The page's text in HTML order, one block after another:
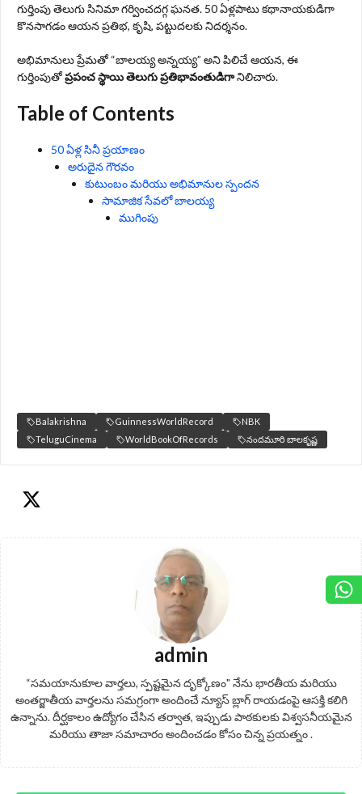
గుర్తింపు తెలుగు సినిమా గర్వించదగ్గ ఘనత. 50 ఏళ్లపాటు కథానాయకుడిగా
కొనసాగడం ఆయన ప్రతిభ, కృషి, పట్టుదలకు నిదర్శనం.
అభిమానులు ప్రేమతో “బాలయ్య అన్నయ్య” అని పిలిచే ఆయన, ఈ
గుర్తింపుతోప్రపంచ స్థాయి తెలుగు ప్రతిభావంతుడిగానిలిచారు.
Table of Contents
50 ఏళ్ల సినీ ప్రయాణం
అరుదైన గౌరవం
కుటుంబం మరియు అభిమానుల స్పందన
సామాజిక సేవలో బాలయ్య
ముగింపు
Balakrishna GuinnessWorldRecord
NBK
TeluguCinema
WorldBookOfRecords నందమూరి బాలకృష్ణ
admin
“సమయానుకూల వార్తలు, స్పష్టమైన దృక్కోణం" నేను భారతీయ మరియు
అంతర్జాతీయ వార్తలను సమగ్రంగా అందించే న్యూస్ బ్లాగ్ రాయడంపై ఆసక్తి కలిగి
ఉన్నాను. దీర్ఘకాలం ఉద్యోగం చేసిన తర్వాత, ఇప్పుడు పాఠకులకు విశ్వసనీయమైన
మరియు తాజా సమాచారం అందించడం కోసం చిన్న ప్రయత్నం .